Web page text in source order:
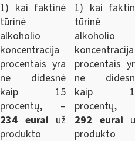
1) kai faktinė
tūrinė
alkoholio
koncentracija
procentais yra
ne didesnė
kaip 15
procentų, –
234 eurai už
produkto
1) kai
tūrinė
alkoholio
koncentracija
procentais
ne
kaip
procentų,
292 eurai
produkto